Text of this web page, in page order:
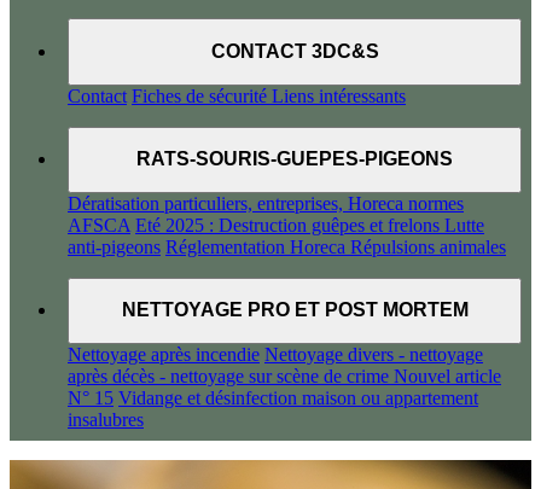
CONTACT 3DC&S
Contact Fiches de sécurité Liens intéressants
RATS-SOURIS-GUEPES-PIGEONS
Dératisation particuliers, entreprises, Horeca normes
AFSCA Eté 2025 : Destruction guêpes et frelons Lutte
anti-pigeons Réglementation Horeca Répulsions animales
NETTOYAGE PRO ET POST MORTEM
Nettoyage après incendie Nettoyage divers - nettoyage
après décès - nettoyage sur scène de crime Nouvel article
N° 15 Vidange et désinfection maison ou appartement
insalubres